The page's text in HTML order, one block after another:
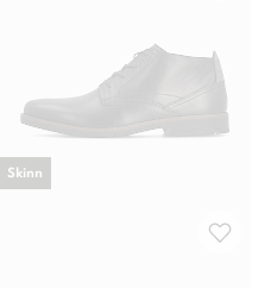
Skinn